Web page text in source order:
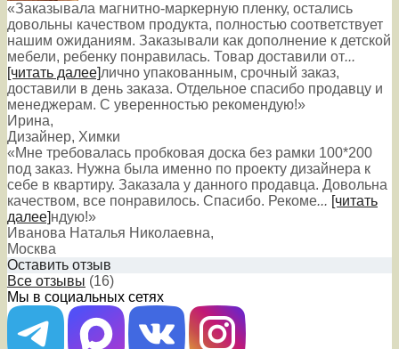
«Заказывала магнитно-маркерную пленку, остались
довольны качеством продукта, полностью соответствует
нашим ожиданиям. Заказывали как дополнение к детской
мебели, ребенку понравилась. Товар доставили от...
[читать далее]лично упакованным, срочный заказ,
доставили в день заказа. Отдельное спасибо продавцу и
менеджерам. С уверенностью рекомендую!»
Ирина,
Дизайнер, Химки
«Мне требовалась пробковая доска без рамки 100*200
под заказ. Нужна была именно по проекту дизайнера к
себе в квартиру. Заказала у данного продавца. Довольна
качеством, все понравилось. Спасибо. Рекоме... [читать
далее]ндую!»
Иванова Наталья Николаевна,
Москва
Оставить отзыв
Все отзывы (16)
Мы в социальных сетях